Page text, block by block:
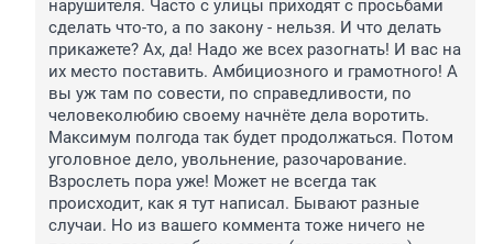
нарушителя. Часто с улицы приходят с просьбами
сделать что-то, а по закону - нельзя. И что делать
прикажете? Ах, да! Надо же всех разогнать! И вас на
их место поставить. Амбициозного и грамотного! А
вы уж там по совести, по справедливости, по
человеколюбию своему начнёте дела воротить.
Максимум полгода так будет продолжаться. Потом
уголовное дело, увольнение, разочарование.
Взрослеть пора уже! Может не всегда так
происходит, как я тут написал. Бывают разные
случаи. Но из вашего коммента тоже ничего не